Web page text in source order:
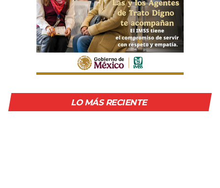
LO MÁS RECIENTE